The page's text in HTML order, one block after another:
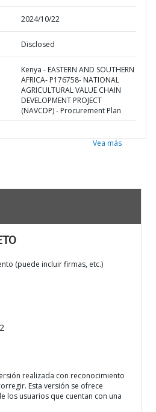
2024/10/22
Disclosed
Kenya - EASTERN AND SOUTHERN
AFRICA- P176758- NATIONAL
AGRICULTURAL VALUE CHAIN
DEVELOPMENT PROJECT
(NAVCDP) - Procurement Plan
Vea más
(puede incluir firmas, etc.)
realizada con reconocimiento
Esta versión se ofrece
los usuarios que cuentan con una